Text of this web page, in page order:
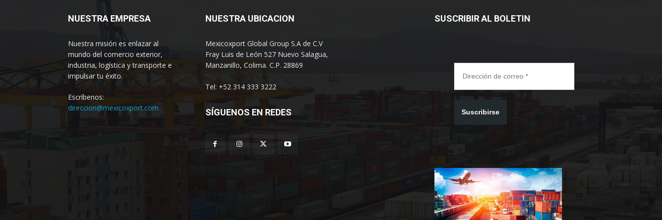
NUESTRA EMPRESA
Nuestra misión es enlazar al
mundo del comercio exterior,
industria, logística y transporte e
impulsar tu éxito.
Escríbenos:
direccion@mexicoxport.com
NUESTRA UBICACION
Mexicoxport Global Group S.A de C.V
Fray Luis de León 527 Nuevo Salagua,
Manzanillo, Colima. C.P. 28869
Tel: +52 314 333 3222
SÍGUENOS EN REDES
SUSCRIBIR AL BOLETIN
Suscribirse